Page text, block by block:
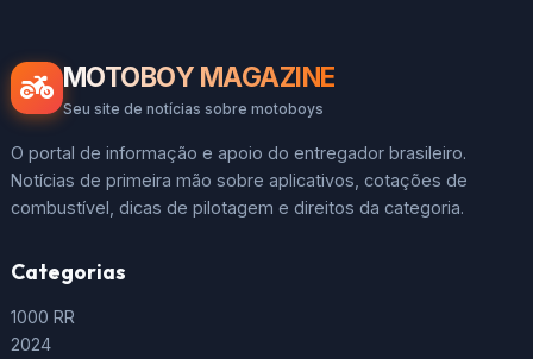
MOTOBOY MAGAZINE
Seu site de notícias sobre motoboys
O portal de informação e apoio do entregador brasileiro.
Notícias de primeira mão sobre aplicativos, cotações de
combustível, dicas de pilotagem e direitos da categoria.
Categorias
1000 RR
2024